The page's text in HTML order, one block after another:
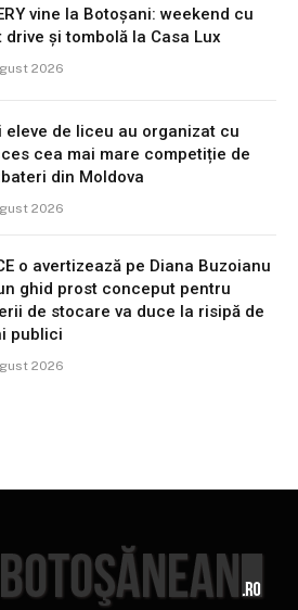
vine la Botoșani: weekend cu
drive și tombolă la Casa Lux
2026
eleve de liceu au organizat cu
cea mai mare competiție de
din Moldova
2026
o avertizează pe Diana Buzoianu
ghid prost conceput pentru
de stocare va duce la risipă de
publici
2026